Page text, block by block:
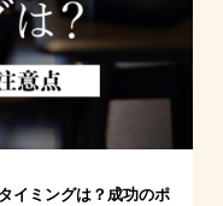
イミングは？成功のポ